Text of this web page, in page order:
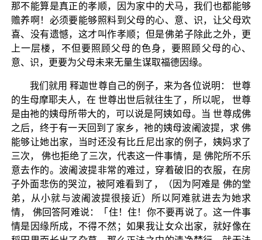
那不能算是真正的孝顺，因为家中的犬马，我们也都能够
赡养啊！必须要能够照料到父母的心、意、识，让父母欢
喜、没有遗憾，这才叫作孝顺；但是佛弟子除此之外，更
上一层楼，不但要照顾父母的色身，要照顾父母的心、
意、识，更要为父母未来无量生谋取福德因缘。
我们就用 释迦世尊自己的例子，来为各位说明： 世尊
的生母摩耶夫人，在 世尊出世后就往生了，所以呢， 世尊
是由祂的姨母所带大的，可以说是阿姨如母。当 世尊成佛
之后，终于有一天回到了家乡，祂的姨母波阇波提，求 佛
能够让她出家，当时还没有比丘尼出家的例子，姨妈求了
三次， 佛也拒绝了三次，代表这一件事情，是 佛陀所不乐
意去作的。波阇波提非常的难过，穿着破旧的衣服，在房
子外面悲伤的哭泣，被阿难看到了，（因为阿难是 佛的堂
弟，从小就与波阇波提很接近）所以阿难就进去为她求
情， 佛回答阿难说：「住！住！你不要再说了。这一件事
情是因缘所成，不得不然；如果我让女众出家，就好像在